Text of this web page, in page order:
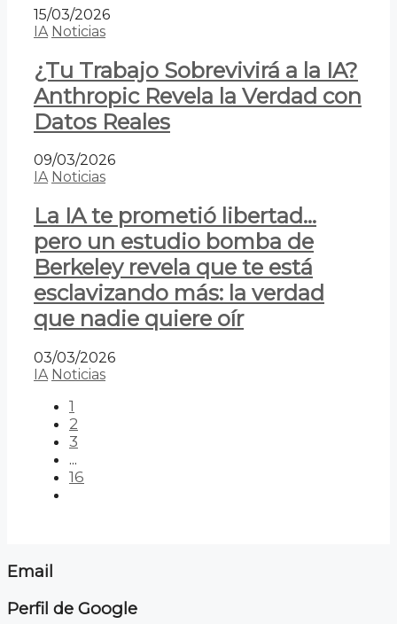
15/03/2026
IA Noticias
¿Tu Trabajo Sobrevivirá a la IA?
Anthropic Revela la Verdad con
Datos Reales
09/03/2026
IA Noticias
La IA te prometió libertad…
pero un estudio bomba de
Berkeley revela que te está
esclavizando más: la verdad
que nadie quiere oír
03/03/2026
IA Noticias
1
2
3
...
16
Email
Perfil de Google